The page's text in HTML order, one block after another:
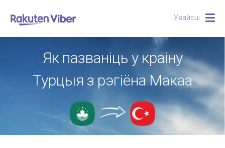
Увайсці
Як пазваніць у краіну
Турцыя з рэгіёна Макаа